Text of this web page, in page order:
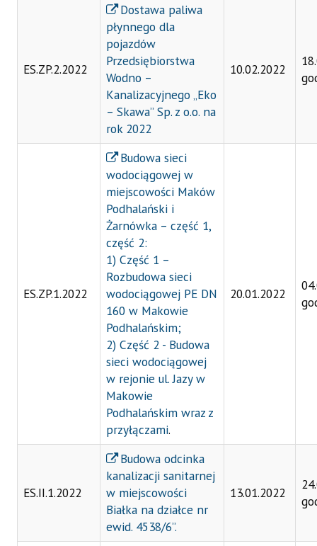
ES.ZP.2.2022
Dostawa paliwa
płynnego dla
pojazdów
Przedsiębiorstwa
Wodno –
Kanalizacyjnego „Eko
– Skawa” Sp. z o.o. na
rok 2022
10.02.2022
ES.ZP.1.2022
Budowa sieci
wodociągowej w
miejscowości Maków
Podhalański i
Żarnówka – część 1,
część 2:
1) Część 1 –
Rozbudowa sieci
wodociągowej PE DN
160 w Makowie
Podhalańskim;
2) Część 2 - Budowa
sieci wodociągowej
w rejonie ul. Jazy w
Makowie
Podhalańskim wraz z
przyłączami.
20.01.2022
ES.II.1.2022
Budowa odcinka
kanalizacji sanitarnej
w miejscowości
Białka na działce nr
ewid. 4538/6”.
13.01.2022